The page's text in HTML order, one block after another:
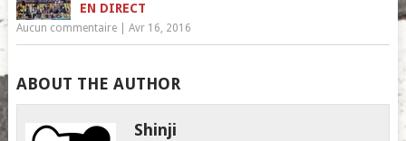
EN DIRECT
Aucun commentaire| Avr 16, 2016
ABOUT THE AUTHOR
Shinji